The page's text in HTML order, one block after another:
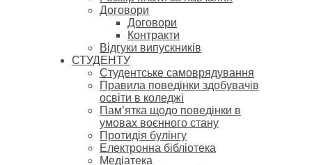
Договори
Договори
Контракти
Відгуки випускників
СТУДЕНТУ
Cтудентське самоврядування
Правила поведінки здобувачів
освіти в коледжі
Пам’ятка щодо поведінки в
умовах воєнного стану
Протидія булінгу
Електронна бібліотека
Медіатека